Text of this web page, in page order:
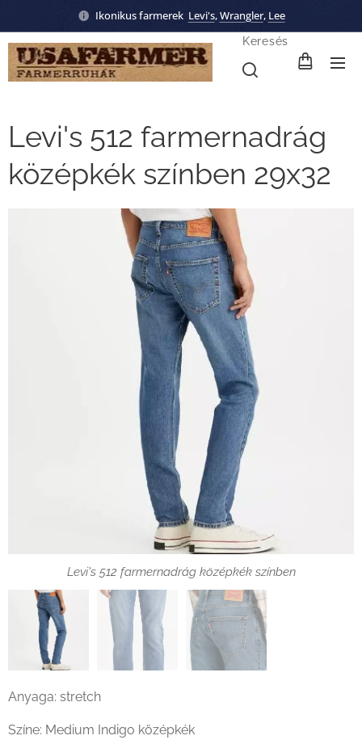
Ikonikus farmerek Levi's,Wrangler, Lee
Keresés
Levi's 512 farmernadrág
középkék színben 29x32
Levi's 512 farmernadrág középkék színben
Levi's 512 farmernadrág középkék színben
Levi's 512 farmernadrág középkék színben
Anyaga: stretch
Színe: Medium Indigo középkék